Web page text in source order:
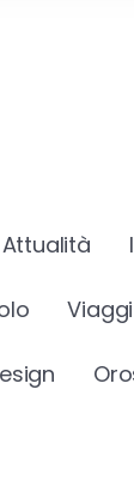
Attualità
Viaggi